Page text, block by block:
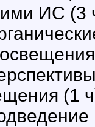
ИС (3
(1